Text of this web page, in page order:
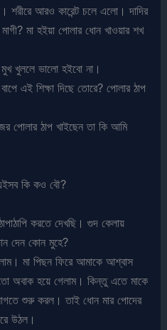
শরীরে আরও কারেন্ট চলে এলো। দাদির
মা হইয়া পোলার ধোন খাওয়ার শখ
খুললে ভালো হইবো না।
এই শিক্ষা দিছে তোরে? পোলার ঠাপ
পোলার ঠাপ খাইছেন তা কি আমি
কি কও বৌ?
করতে দেখছি। গুদ কেলায়
দেন কোন মুহে?
মা পিছন ফিরে আমাকে আশ্বাস
অবাক হয়ে গেলাম। কিন্তু এতে মাকে
শুরু করল। তাই ধোন মার পোদের
উঠল।